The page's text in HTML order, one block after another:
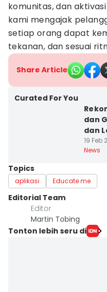
komunitas, dan
kami mengajak
setiap orang dapat
tekanan, dan sesuai
Share Article
Curated For You
dan
dan
19 Feb
News
Topics
aplikasi Educate me
Editorial Team
Editor
Martin Tobing
Tonton lebih seru di